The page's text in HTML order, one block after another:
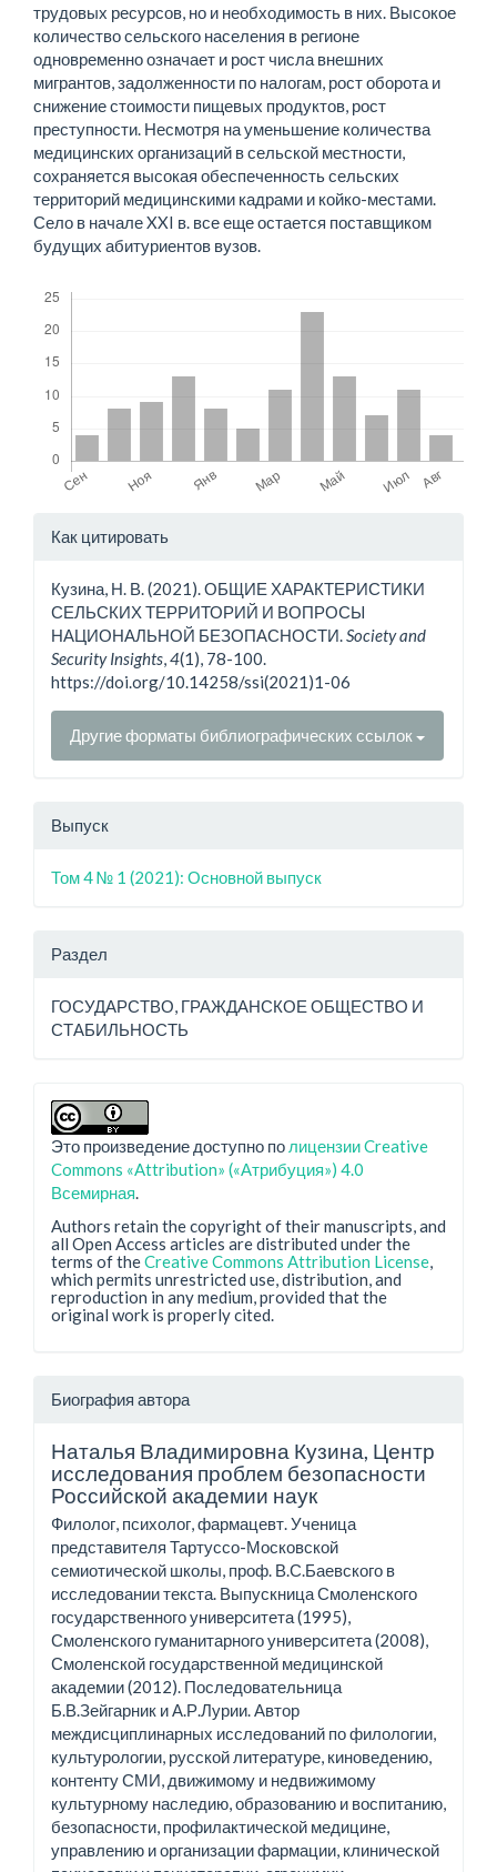
трудовых ресурсов, но и необходимость в них. Высокое
количество сельского населения в регионе
одновременно означает и рост числа внешних
мигрантов, задолженности по налогам, рост оборота и
снижение стоимости пищевых продуктов, рост
преступности. Несмотря на уменьшение количества
медицинских организаций в сельской местности,
сохраняется высокая обеспеченность сельских
территорий медицинскими кадрами и койко-местами.
Село в начале XXI в. все еще остается поставщиком
будущих абитуриентов вузов.
Детали
Как цитировать
Кузина, Н. В. (2021). ОБЩИЕ ХАРАКТЕРИСТИКИ
СЕЛЬСКИХ ТЕРРИТОРИЙ И ВОПРОСЫ
НАЦИОНАЛЬНОЙ БЕЗОПАСНОСТИ.Society and
Security Insights,4(1), 78-100.
https://doi.org/10.14258/ssi(2021)1-06
Другие форматы библиографических ссылок
Выпуск
Том 4 № 1 (2021): Основной выпуск
Раздел
ГОСУДАРСТВО, ГРАЖДАНСКОЕ ОБЩЕСТВО И
СТАБИЛЬНОСТЬ
Это произведение доступно по лицензии Creative
Commons «Attribution» («Атрибуция») 4.0
Всемирная.
Authors retain the copyright of their manuscripts, and
all Open Access articles are distributed under the
terms of theCreative Commons Attribution License,
which permits unrestricted use, distribution, and
reproduction in any medium, provided that the
original work is properly cited.
Биография автора
Наталья Владимировна Кузина, Центр
исследования проблем безопасности
Российской академии наук
Филолог, психолог, фармацевт. Ученица
представителя Тартуссо-Московской
семиотической школы, проф. В.С.Баевского в
исследовании текста. Выпускница Смоленского
государственного университета (1995),
Смоленского гуманитарного университета (2008),
Смоленской государственной медицинской
академии (2012). Последовательница
Б.В.Зейгарник и А.Р.Лурии. Автор
междисциплинарных исследований по филологии,
культурологии, русской литературе, киноведению,
контенту СМИ, движимому и недвижимому
культурному наследию, образованию и воспитанию,
безопасности, профилактической медицине,
управлению и организации фармации, клинической